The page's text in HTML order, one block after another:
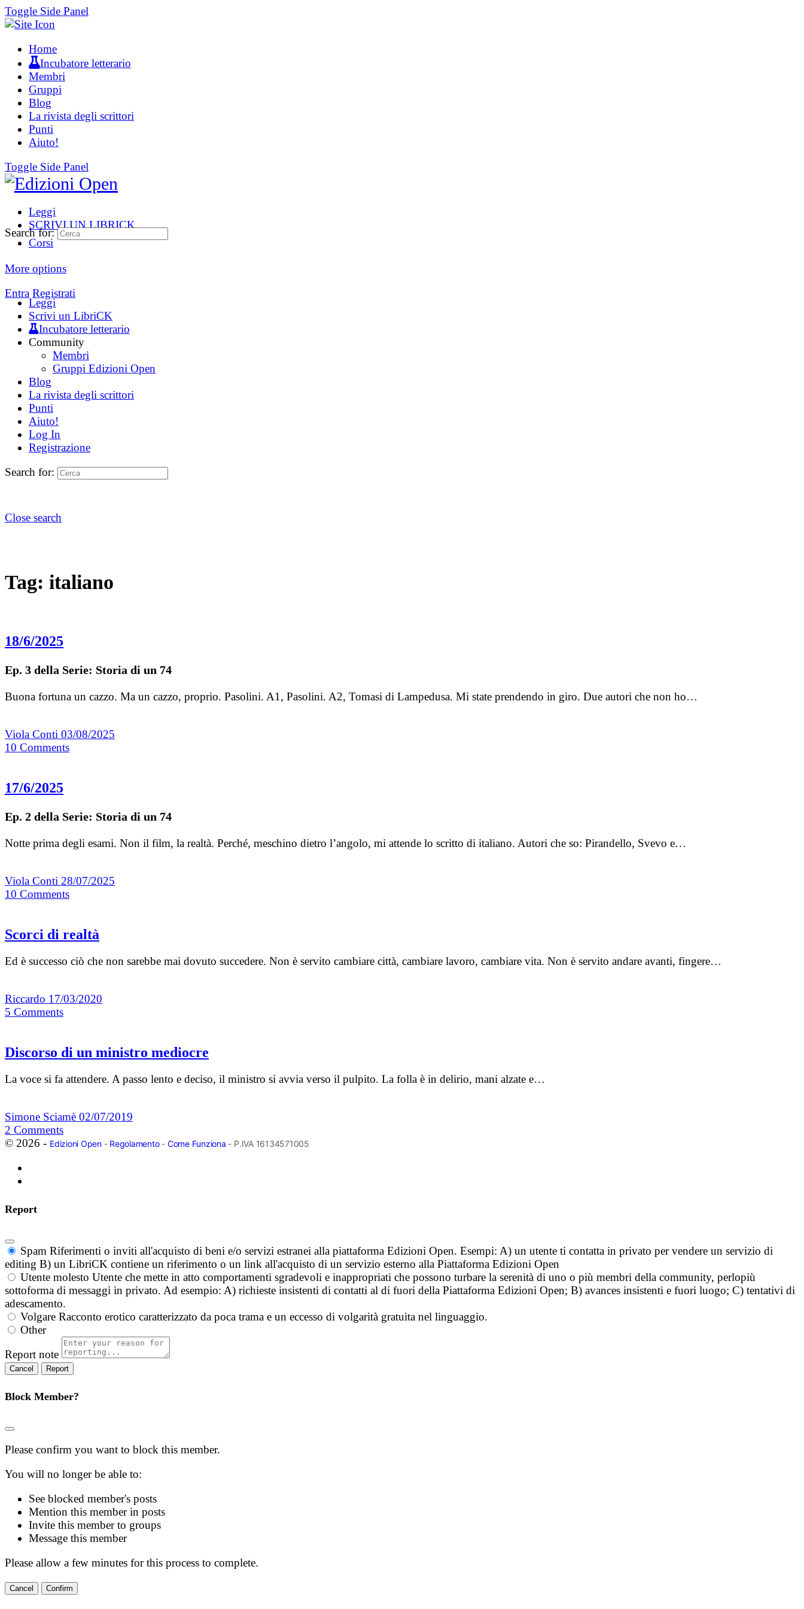
Toggle Side Panel
Home
Incubatore letterario
Membri
Gruppi
Blog
La rivista degli scrittori
Punti
Aiuto!
Toggle Side Panel
Leggi
SCRIVI UN LIBRICK
Corsi
More options
Entra Registrati
Search for:
Leggi
Scrivi un LibriCK
Incubatore letterario
Community
Membri
Gruppi Edizioni Open
Blog
La rivista degli scrittori
Punti
Aiuto!
Log In
Registrazione
Search for:
Close search
Tag: italiano
18/6/2025
Ep. 3 della Serie: Storia di un 74
Buona fortuna un cazzo. Ma un cazzo, proprio. Pasolini. A1, Pasolini. A2, Tomasi di Lampedusa. Mi state prendendo in giro. Due autori che non ho…
Viola Conti 03/08/2025
10 Comments
17/6/2025
Ep. 2 della Serie: Storia di un 74
Notte prima degli esami. Non il film, la realtà. Perché, meschino dietro l’angolo, mi attende lo scritto di italiano. Autori che so: Pirandello, Svevo e…
Viola Conti 28/07/2025
10 Comments
Scorci di realtà
Ed è successo ciò che non sarebbe mai dovuto succedere. Non è servito cambiare città, cambiare lavoro, cambiare vita. Non è servito andare avanti, fingere…
Riccardo 17/03/2020
5 Comments
Discorso di un ministro mediocre
La voce si fa attendere. A passo lento e deciso, il ministro si avvia verso il pulpito. La folla è in delirio, mani alzate e…
Simone Sciamè 02/07/2019
2 Comments
© 2026 - Edizioni Open- Regolamento- Come Funziona - P.IVA 16134571005
Report
Spam Riferimenti o inviti all'acquisto di beni e/o servizi estranei alla piattaforma Edizioni Open. Esempi: A) un utente ti contatta in privato per vendere un servizio di
editing B) un LibriCK contiene un riferimento o un link all'acquisto di un servizio esterno alla Piattaforma Edizioni Open
Utente molesto Utente che mette in atto comportamenti sgradevoli e inappropriati che possono turbare la serenità di uno o più membri della community, perlopiù
sottoforma di messaggi in privato. Ad esempio: A) richieste insistenti di contatti al di fuori della Piattaforma Edizioni Open; B) avances insistenti e fuori luogo; C) tentativi di
adescamento.
Volgare Racconto erotico caratterizzato da poca trama e un eccesso di volgarità gratuita nel linguaggio.
Other
Report note
Report
Block Member?
Please confirm you want to block this member.
You will no longer be able to:
See blocked member's posts
Mention this member in posts
Invite this member to groups
Message this member
Please allow a few minutes for this process to complete.
Confirm